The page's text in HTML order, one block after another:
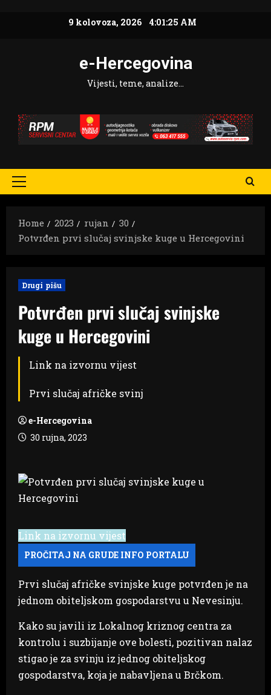
9 kolovoza, 2026 4:01:27 AM
e-Hercegovina
Vijesti, teme, analize…
Primary
Home
2023 rujan
30
Potvrđen prvi slučaj svinjske kuge u Hercegovini
Drugi pišu
Potvrđen prvi slučaj svinjske
kuge u Hercegovini
Link na izvornu vijest
Prvi slučaj afričke svinj
e-Hercegovina
30 rujna, 2023
Link na izvornu vijest
Prvi slučaj afričke svinjske kuge potvrđen je na
jednom obiteljskom gospodarstvu u Nevesinju.
Kako su javili iz Lokalnog kriznog centra za
kontrolu i suzbijanje ove bolesti, pozitivan nalaz
stigao je za svinju iz jednog obiteljskog
gospodarstva, koja je nabavljena u Brčkom.